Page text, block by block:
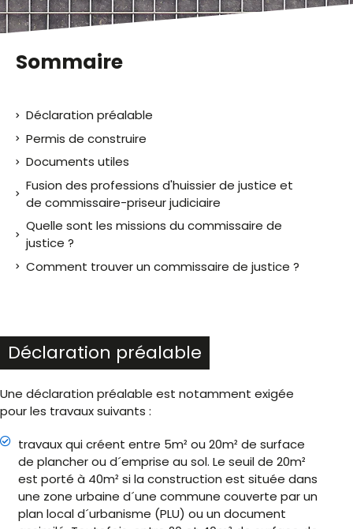
Sommaire
Déclaration préalable
Permis de construire
Documents utiles
Fusion des professions d'huissier de justice et
de commissaire-priseur judiciaire
Quelle sont les missions du commissaire de
justice ?
Comment trouver un commissaire de justice ?
Déclaration préalable
Une déclaration préalable est notamment exigée
pour les travaux suivants :
travaux qui créent entre 5m² ou 20m² de surface
de plancher ou d´emprise au sol. Le seuil de 20m²
est porté à 40m² si la construction est située dans
une zone urbaine d´une commune couverte par un
plan local d´urbanisme (PLU) ou un document